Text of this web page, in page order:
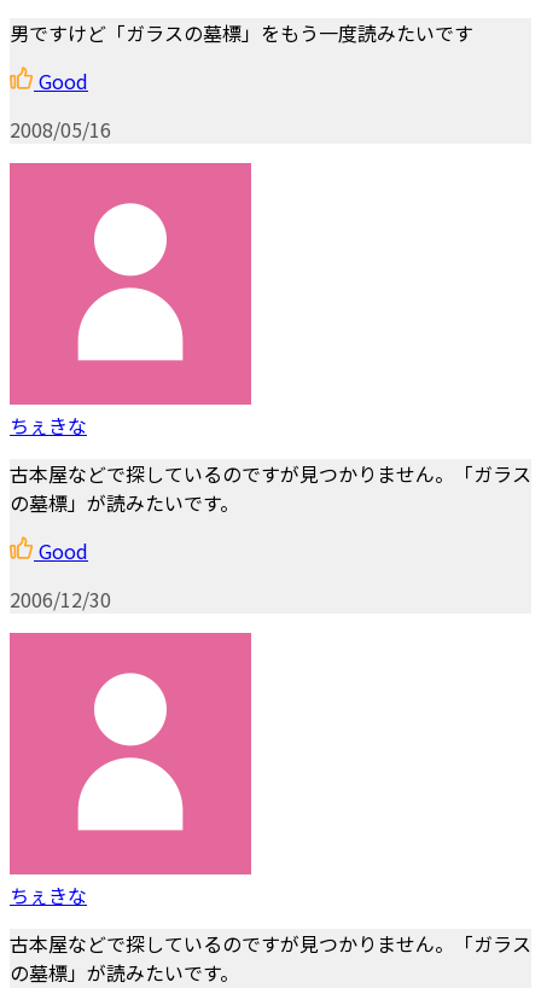
男ですけど「ガラスの墓標」をもう一度読みたいです
Good
2008/05/16
ちぇきな
古本屋などで探しているのですが見つかりません。「ガラス
の墓標」が読みたいです。
Good
2006/12/30
ちぇきな
古本屋などで探しているのですが見つかりません。「ガラス
の墓標」が読みたいです。